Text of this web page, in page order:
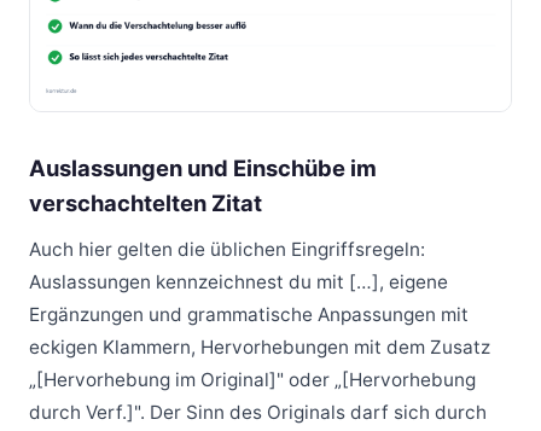
Auslassungen und Einschübe im
verschachtelten Zitat
Auch hier gelten die üblichen Eingriffsregeln:
Auslassungen kennzeichnest du mit […], eigene
Ergänzungen und grammatische Anpassungen mit
eckigen Klammern, Hervorhebungen mit dem Zusatz
„[Hervorhebung im Original]" oder „[Hervorhebung
durch Verf.]". Der Sinn des Originals darf sich durch